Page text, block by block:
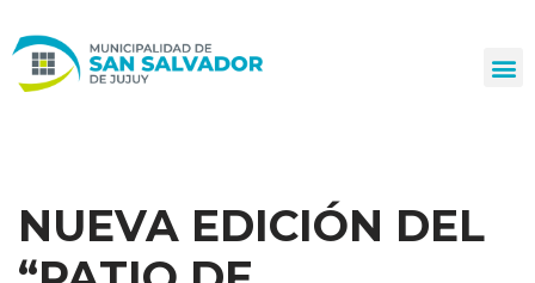
al
NUEVA EDICIÓN DEL